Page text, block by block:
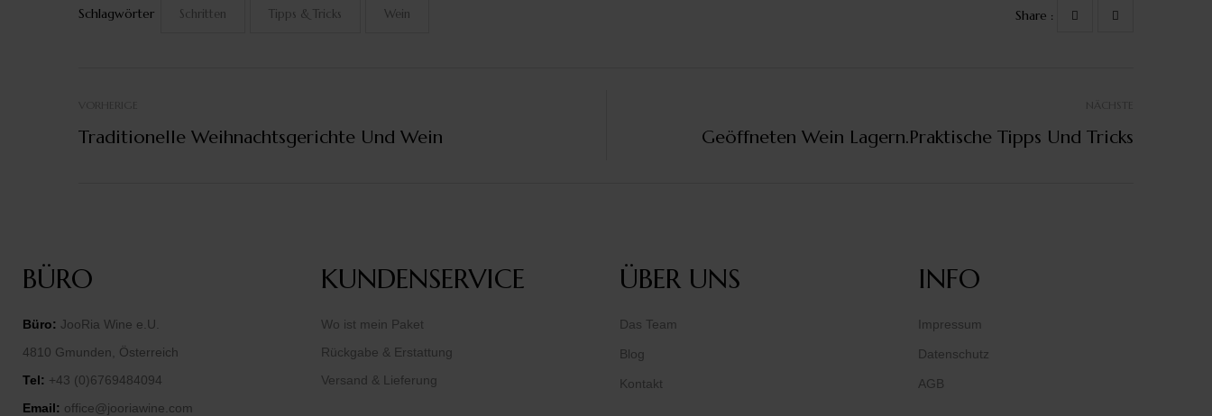
Schlagwörter Schritten Tipps & Tricks Wein Share :
Traditionelle Weihnachtsgerichte Und Wein Geöffneten Wein Lagern.Praktische Tipps Und Tricks
BÜRO
Büro: JooRia Wine e.U.
4810 Gmunden, Österreich
Tel: +43 (0)6769484094
Email: office@jooriawine.com
KUNDENSERVICE
Wo ist mein Paket
Rückgabe & Erstattung
Versand & Lieferung
ÜBER UNS
Das Team
Blog
Kontakt
INFO
Impressum
Datenschutz
AGB